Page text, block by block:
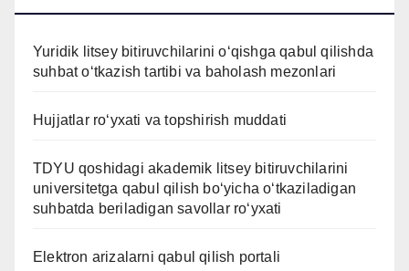
Yuridik litsey bitiruvchilarini o‘qishga qabul qilishda
suhbat o‘tkazish tartibi va baholash mezonlari
Hujjatlar ro‘yxati va topshirish muddati
TDYU qoshidagi akademik litsey bitiruvchilarini
universitetga qabul qilish bo‘yicha o‘tkaziladigan
suhbatda beriladigan savollar ro‘yxati
Elektron arizalarni qabul qilish portali